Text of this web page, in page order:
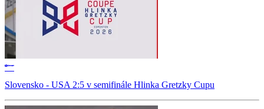
Slovensko - USA 2:5 v semifinále Hlinka Gretzky Cupu